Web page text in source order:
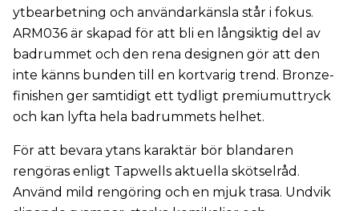
ytbearbetning och användarkänsla står i fokus.
ARM036 är skapad för att bli en långsiktig del av
badrummet och den rena designen gör att den
inte känns bunden till en kortvarig trend. Bronze-
finishen ger samtidigt ett tydligt premiumuttryck
och kan lyfta hela badrummets helhet.
För att bevara ytans karaktär bör blandaren
rengöras enligt Tapwells aktuella skötselråd.
Använd mild rengöring och en mjuk trasa. Undvik